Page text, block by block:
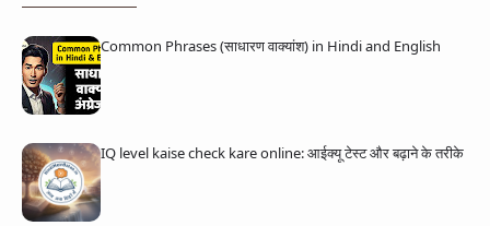
Common Phrases (साधारण वाक्यांश) in Hindi and English
IQ level kaise check kare online: आईक्यू टेस्ट और बढ़ाने के तरीके